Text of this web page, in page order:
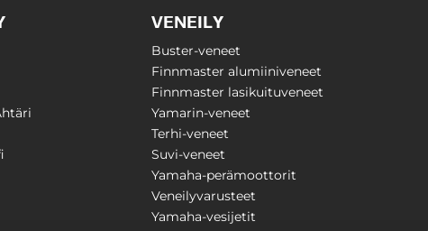
VENEILY
Buster-veneet
Finnmaster alumiiniveneet
Finnmaster lasikuituveneet
Yamarin-veneet
Terhi-veneet
Suvi-veneet
Yamaha-perämoottorit
Veneilyvarusteet
Yamaha-vesijetit